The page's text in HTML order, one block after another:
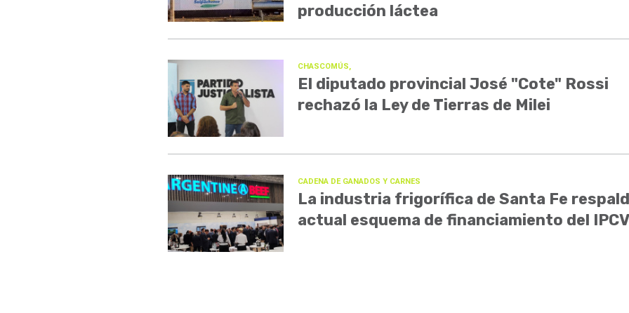
producción láctea
CHASCOMÚS,
El diputado provincial José "Cote" Rossi
rechazó la Ley de Tierras de Milei
CADENA DE GANADOS Y CARNES
La industria frigorífica de Santa Fe
actual esquema de financiamiento del